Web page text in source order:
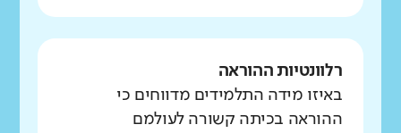
רלוונטיות ההוראה
באיזו מידה התלמידים מדווחים כי
ההוראה בכיתה קשורה לעולמם